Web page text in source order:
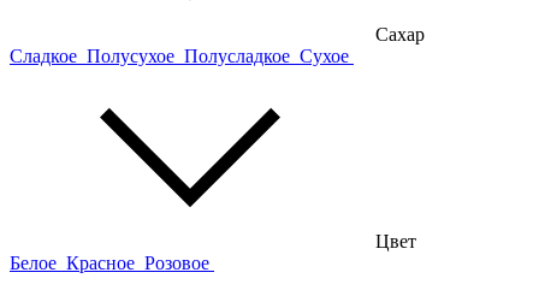
Сахар
Сладкое Полусухое Полусладкое Сухое
Цвет
Белое Красное Розовое